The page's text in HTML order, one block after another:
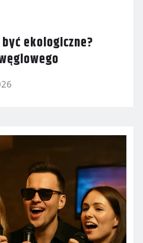
ekologiczne?